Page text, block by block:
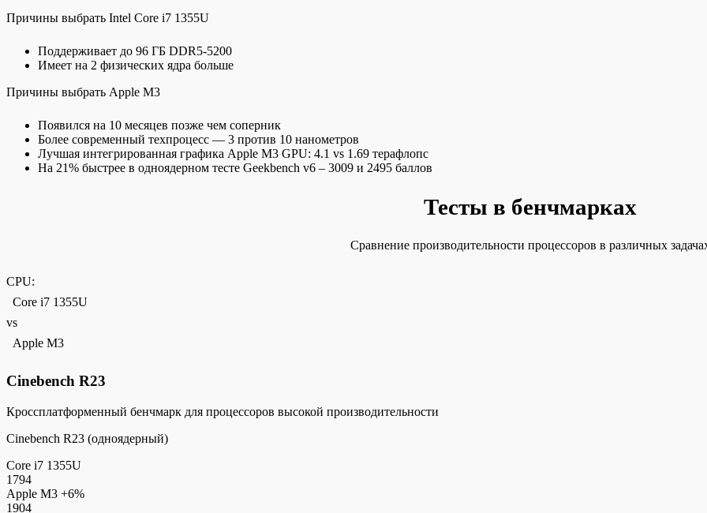
Причины выбрать Intel Core i7 1355U
Поддерживает до 96 ГБ DDR5-5200
Имеет на 2 физических ядра больше
Причины выбрать Apple M3
Появился на 10 месяцев позже чем соперник
Более современный техпроцесс — 3 против 10 нанометров
Лучшая интегрированная графика Apple M3 GPU: 4.1 vs 1.69 терафлопс
На 21% быстрее в одноядерном тесте Geekbench v6 – 3009 и 2495 баллов
Тесты в бенчмарках
Сравнение производительности процессоров в различных
CPU:
Core i7 1355U
vs
Apple M3
Cinebench R23
Кроссплатформенный бенчмарк для процессоров высокой производительности
Cinebench R23 (одноядерный)
Core i7 1355U
1794
Apple M3 +6%
1904